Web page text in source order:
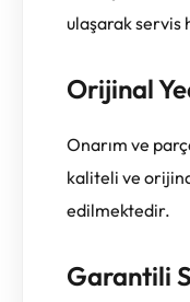
ulaşarak servis
Orijinal
Onarım ve
kaliteli ve
edilmektedir.
Garantili